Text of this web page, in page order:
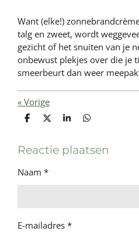
Want (elke!)
talg en zweet, wordt
gezicht of het snuiten van je
onbewust plekjes over die je
smeerbeurt dan weer
« Vorige
D
e
n
D
l
S
r
e
D
e
n
Reactie plaatsen
Naam *
E-mailadres *